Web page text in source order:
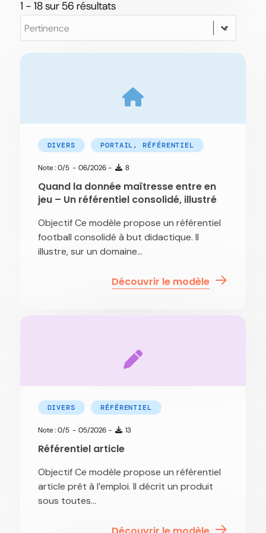
1 - 18 sur 56 résultats
Trier le contenu
DIVERS PORTAIL, RÉFÉRENTIEL
Note : 0/5 - 06/2026 - 8
Quand la donnée maîtresse entre en
jeu – Un référentiel consolidé, illustré
Objectif Ce modèle propose un référentiel
football consolidé à but didactique. Il
illustre, sur un domaine...
Découvrir le modèle
DIVERS RÉFÉRENTIEL
Note : 0/5 - 05/2026 - 13
Référentiel article
Objectif Ce modèle propose un référentiel
article prêt à l’emploi. Il décrit un produit
sous toutes...